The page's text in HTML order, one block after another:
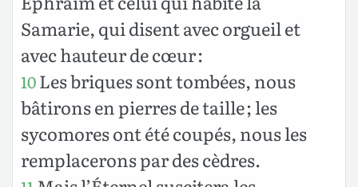
Samarie, qui disent avec orgueil et
avec hauteur de cœur :
10Les briques sont tombées, nous
bâtirons en pierres de taille ; les
sycomores ont été coupés, nous les
remplacerons par des cèdres.